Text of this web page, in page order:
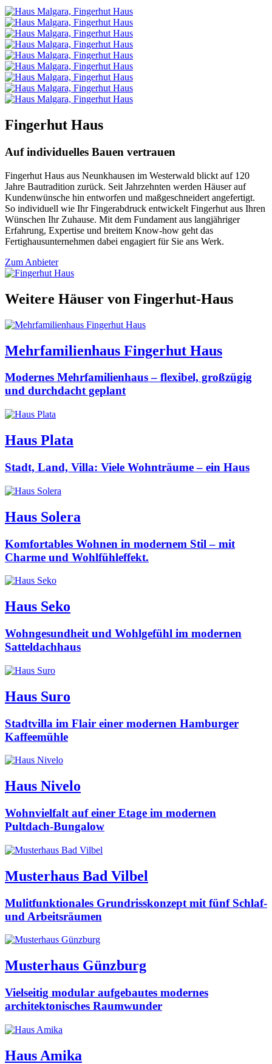
Fingerhut Haus
Auf individuelles Bauen vertrauen
Fingerhut Haus aus Neunkhausen im Westerwald blickt auf 120
Jahre Bautradition zurück. Seit Jahrzehnten werden Häuser auf
Kundenwünsche hin entworfen und maßgeschneidert angefertigt.
So individuell wie Ihr Fingerabdruck entwickelt Fingerhut aus Ihren
Wünschen Ihr Zuhause. Mit dem Fundament aus langjähriger
Erfahrung, Expertise und breitem Know-how geht das
Fertighausunternehmen dabei engagiert für Sie ans Werk.
Zum Anbieter
Weitere Häuser von Fingerhut-Haus
Mehrfamilienhaus Fingerhut Haus
Modernes Mehrfamilienhaus – flexibel, großzügig
und durchdacht geplant
Haus Plata
Stadt, Land, Villa: Viele Wohnträume – ein Haus
Haus Solera
Komfortables Wohnen in modernem Stil – mit
Charme und Wohlfühleffekt.
Haus Seko
Wohngesundheit und Wohlgefühl im modernen
Satteldachhaus
Haus Suro
Stadtvilla im Flair einer modernen Hamburger
Kaffeemühle
Haus Nivelo
Wohnvielfalt auf einer Etage im modernen
Pultdach-Bungalow
Musterhaus Bad Vilbel
Mulitfunktionales Grundrisskonzept mit fünf Schlaf-
und Arbeitsräumen
Musterhaus Günzburg
Vielseitig modular aufgebautes modernes
architektonisches Raumwunder
Haus Amika